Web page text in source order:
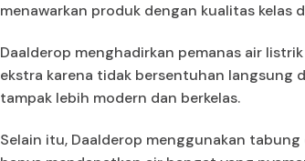
menawarkan produk dengan kualitas kelas
Daalderop menghadirkan pemanas air
ekstra karena tidak bersentuhan langsung
tampak lebih modern dan berkelas.
Selain itu, Daalderop menggunakan